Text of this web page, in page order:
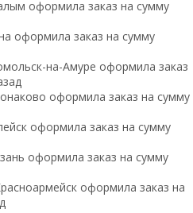
оформила заказ на сумму
оформила заказ на сумму
на-Амуре оформила заказ
оформила заказ на сумму
оформила заказ на сумму
оформила заказ на сумму
оформила заказ на